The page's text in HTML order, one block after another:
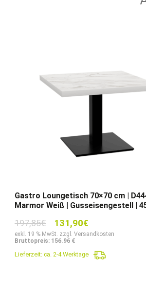
Gastro Loungetisch 70×70 cm |
Marmor Weiß | Gusseisengestell |
197,85€
Ursprünglicher
Preis
war:
197,85€
131,90€
Preis
131,90€.
exkl. 19 % MwSt. zzgl. Versandkosten
Bruttopreis: 156.96 €
Lieferzeit: ca. 2-4 Werktage